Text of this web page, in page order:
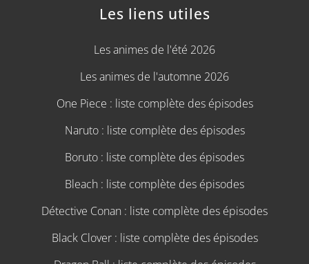
Les liens utiles
Les animes de l'été 2026
Les animes de l'automne 2026
One Piece : liste complète des épisodes
Naruto : liste complète des épisodes
Boruto : liste complète des épisodes
Bleach : liste complète des épisodes
Détective Conan : liste complète des épisodes
Black Clover : liste complète des épisodes